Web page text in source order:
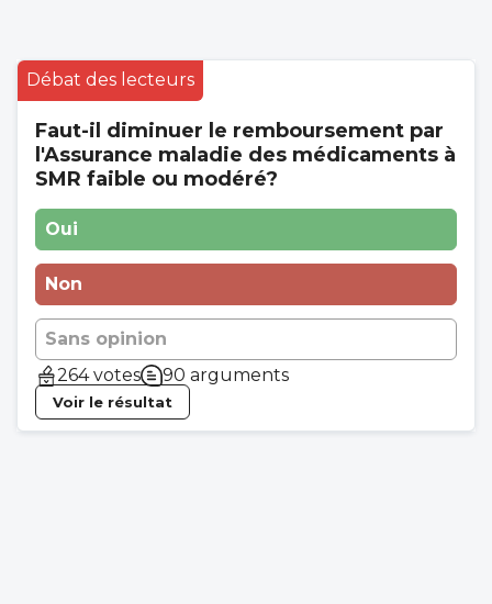
Débat des lecteurs
Faut-il diminuer le remboursement par
l'Assurance maladie des médicaments à
SMR faible ou modéré?
Oui
Non
Sans opinion
264 votes
90 arguments
Voir le résultat